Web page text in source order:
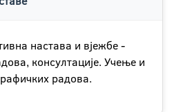
настава и вјежбе -
консултације. Учење и
радова.